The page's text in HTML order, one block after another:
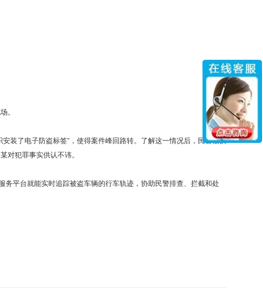
。
了电子防盗标签”，使得案件峰回路转。了解这一情况后，民警很快
对犯罪事实供认不讳。
平台就能实时追踪被盗车辆的行车轨迹，协助民警排查、拦截和处